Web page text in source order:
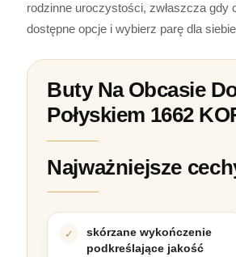
rodzinne uroczystości, zwłaszcza
dostępne opcje i wybierz parę dla
Buty Na Obcasie
Połyskiem 1662
Najważniejsze
skórzane wykończenie
podkreślające jakość